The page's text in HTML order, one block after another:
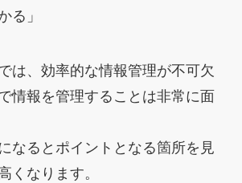
る」
は、効率的な情報管理が不可欠
情報を管理することは非常に面
なるとポイントとなる箇所を見
くなります。